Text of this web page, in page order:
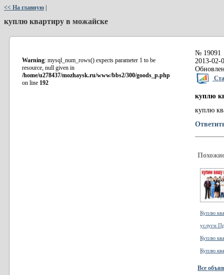
<< На главную
куплю квартиру в можайске
Warning: mysql_num_rows() expects parameter 1 to be
resource, null given in
/home/u278437/mozhaysk.ru/www/bbs2/300/goods_p.php
on line 192
№ 19091
2013-02-
куплю
куплю
Куплю
услуги
Куплю
Куплю
Все